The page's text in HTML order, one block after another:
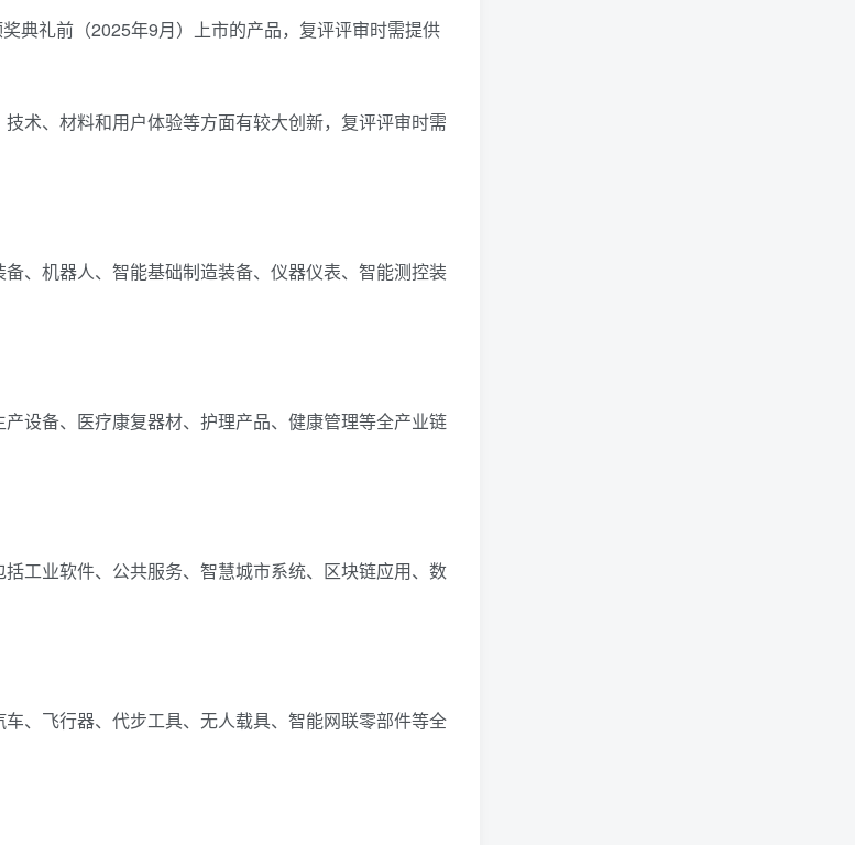
典礼前（2025年9月）上市的产品，复评评审时需提供
术、材料和用户体验等方面有较大创新，复评评审时需
、机器人、智能基础制造装备、仪器仪表、智能测控装
设备、医疗康复器材、护理产品、健康管理等全产业链
工业软件、公共服务、智慧城市系统、区块链应用、数
、飞行器、代步工具、无人载具、智能网联零部件等全